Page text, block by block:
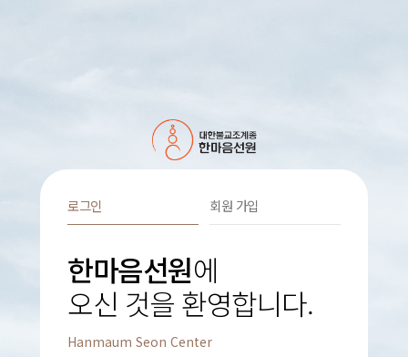
로그인 회원 가입
한마음선원에
오신 것을 환영합니다.
Hanmaum Seon Center